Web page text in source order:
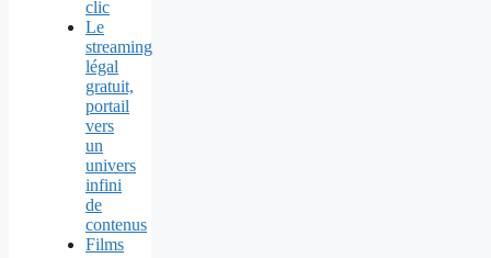
clic
Le
streaming
légal
gratuit,
portail
vers
un
univers
infini
de
contenus
Films